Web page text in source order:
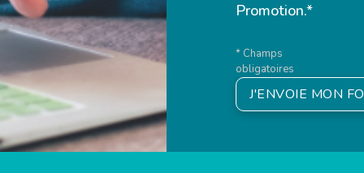
Promotion.*
* Champs
obligatoires
J'ENVOIE MON